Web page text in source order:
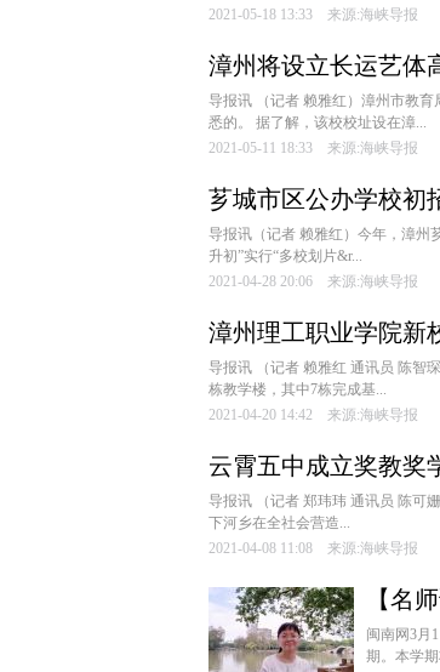
2021-05-18 13:33 来源:海峡导报
漳州将设立长运艺体
导报讯 （记者 赖雅红）漳州市教
悉的。 据了解，该校校址设在漳...
2021-05-11 18:33 来源:海峡导报
芗城市区公办学校初
导报讯（记者 赖雅红）今年，漳州
升初”实行“多校划片&r...
2021-04-28 20:06 来源:海峡导报
漳州理工职业学院新
导报讯 （记者 赖雅红 通讯员 陈智
栋教学楼，其中7栋完成基...
2021-04-20 14:42 来源:海峡导报
云霄五中成立奖教奖
导报讯 （记者 郑玮玮 通讯员 陈可
下河乡在全社会营造...
2021-04-08 11:08 来源:海峡导报
【名
闽南网3月
期。本学